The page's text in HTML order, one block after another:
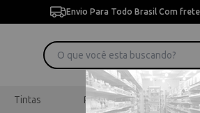
Envio Para Todo Brasil Com
Tintas Pincéis Desenho